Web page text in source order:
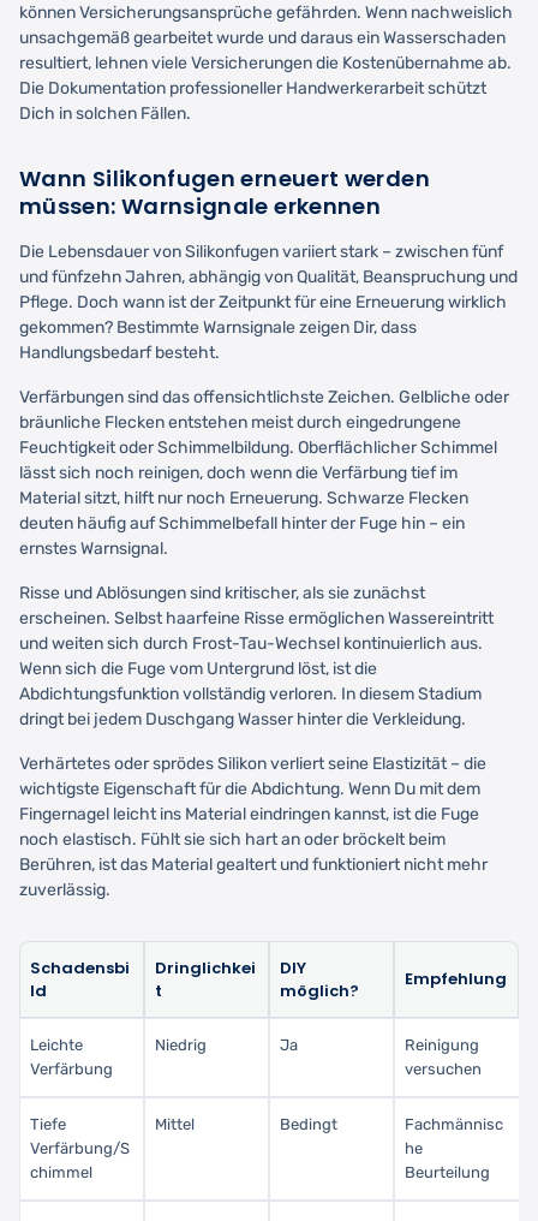
können Versicherungsansprüche gefährden. Wenn nachweislich
unsachgemäß gearbeitet wurde und daraus ein Wasserschaden
resultiert, lehnen viele Versicherungen die Kostenübernahme ab.
Die Dokumentation professioneller Handwerkerarbeit schützt
Dich in solchen Fällen.
Wann Silikonfugen erneuert werden
müssen: Warnsignale erkennen
Die Lebensdauer von Silikonfugen variiert stark – zwischen fünf
und fünfzehn Jahren, abhängig von Qualität, Beanspruchung und
Pflege. Doch wann ist der Zeitpunkt für eine Erneuerung wirklich
gekommen? Bestimmte Warnsignale zeigen Dir, dass
Handlungsbedarf besteht.
Verfärbungen sind das offensichtlichste Zeichen. Gelbliche oder
bräunliche Flecken entstehen meist durch eingedrungene
Feuchtigkeit oder Schimmelbildung. Oberflächlicher Schimmel
lässt sich noch reinigen, doch wenn die Verfärbung tief im
Material sitzt, hilft nur noch Erneuerung. Schwarze Flecken
deuten häufig auf Schimmelbefall hinter der Fuge hin – ein
ernstes Warnsignal.
Risse und Ablösungen sind kritischer, als sie zunächst
erscheinen. Selbst haarfeine Risse ermöglichen Wassereintritt
und weiten sich durch Frost-Tau-Wechsel kontinuierlich aus.
Wenn sich die Fuge vom Untergrund löst, ist die
Abdichtungsfunktion vollständig verloren. In diesem Stadium
dringt bei jedem Duschgang Wasser hinter die Verkleidung.
Verhärtetes oder sprödes Silikon verliert seine Elastizität – die
wichtigste Eigenschaft für die Abdichtung. Wenn Du mit dem
Fingernagel leicht ins Material eindringen kannst, ist die Fuge
noch elastisch. Fühlt sie sich hart an oder bröckelt beim
Berühren, ist das Material gealtert und funktioniert nicht mehr
zuverlässig.
Schadensbi
ld
Dringlichkei
t
DIY
möglich?
Empfehlung
Leichte
Verfärbung
Niedrig Ja
Reinigung
versuchen
Tiefe
Verfärbung/S
chimmel
Mittel Bedingt
Fachmännisc
he
Beurteilung